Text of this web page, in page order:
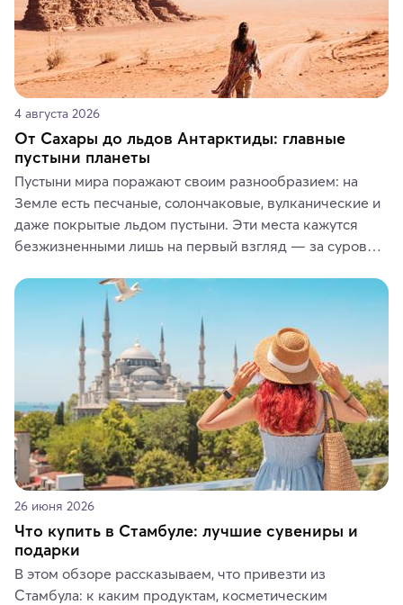
4 августа 2026
От Сахары до льдов Антарктиды: главные
пустыни планеты
Пустыни мира поражают своим разнообразием: на
Земле есть песчаные, солончаковые, вулканические и
даже покрытые льдом пустыни. Эти места кажутся
безжизненными лишь на первый взгляд — за суровой
животные и маршруты, которые дарят одни из самых
ярких впечатлений от путешествий.
26 июня 2026
Что купить в Стамбуле: лучшие сувениры и
подарки
В этом обзоре рассказываем, что привезти из
Стамбула: к каким продуктам, косметическим